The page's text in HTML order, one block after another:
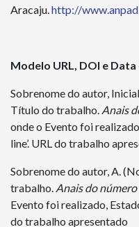
Aracaju.http://
Modelo URL, DOI e
Sobrenome do autor,
Título do trabalho. Anais
onde o Evento foi
line’. URL do trabalho
Sobrenome do autor, A.
trabalho. Anais do número
Evento foi realizado,
do trabalho apresentado